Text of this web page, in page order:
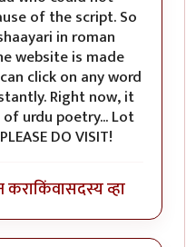
of the script. So
in roman
website is made
click on any word
Right now, it
urdu poetry... Lot
DO VISIT!
कराकिंवासदस्य व्हा